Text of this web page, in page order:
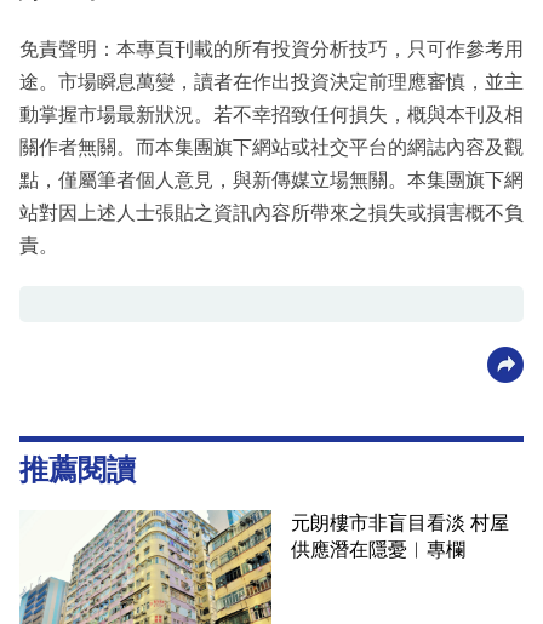
免責聲明：本專頁刊載的所有投資分析技巧，只可作參考用
途。市場瞬息萬變，讀者在作出投資決定前理應審慎，並主
動掌握市場最新狀況。若不幸招致任何損失，概與本刊及相
關作者無關。而本集團旗下網站或社交平台的網誌內容及觀
點，僅屬筆者個人意見，與新傳媒立場無關。本集團旗下網
站對因上述人士張貼之資訊內容所帶來之損失或損害概不負
責。
推薦閱讀
元朗樓市非盲目看淡 村屋
供應潛在隱憂︳專欄